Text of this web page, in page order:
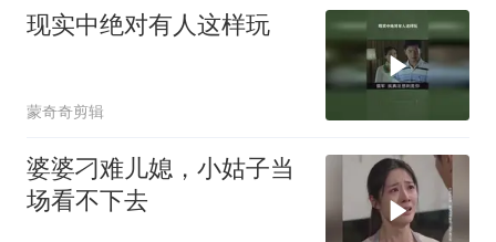
现实中绝对有人这样玩
蒙奇奇剪辑
婆婆刁难儿媳，小姑子当
场看不下去